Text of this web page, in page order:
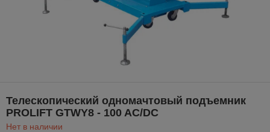
Телескопический одномачтовый подъемник
PROLIFT GTWY8 - 100 AC/DC
Нет в наличии